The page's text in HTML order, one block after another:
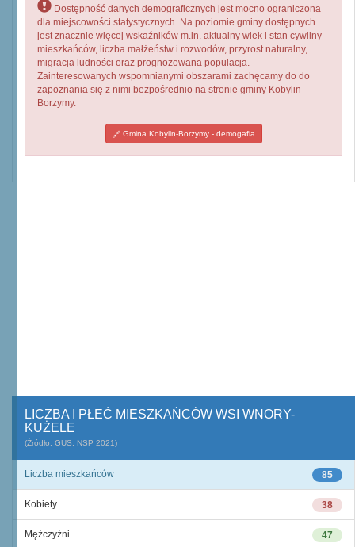
Dostępność danych demograficznych jest mocno ograniczona
dla miejscowości statystycznych. Na poziomie gminy dostępnych
jest znacznie więcej wskaźników m.in. aktualny wiek i stan cywilny
mieszkańców, liczba małżeństw i rozwodów, przyrost naturalny,
migracja ludności oraz prognozowana populacja.
Zainteresowanych wspomnianymi obszarami zachęcamy do do
zapoznania się z nimi bezpośrednio na stronie gminy Kobylin-
Borzymy.
Gmina Kobylin-Borzymy - demogafia
LICZBA I PŁEĆ MIESZKAŃCÓW WSI WNORY-
KUŻELE
(Źródło: GUS, NSP 2021)
85
Liczba mieszkańców
38
Kobiety
47
Mężczyźni